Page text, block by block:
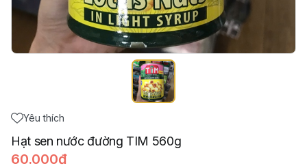
Yêu thích
Hạt sen nước đường TIM 560g
60.000đ